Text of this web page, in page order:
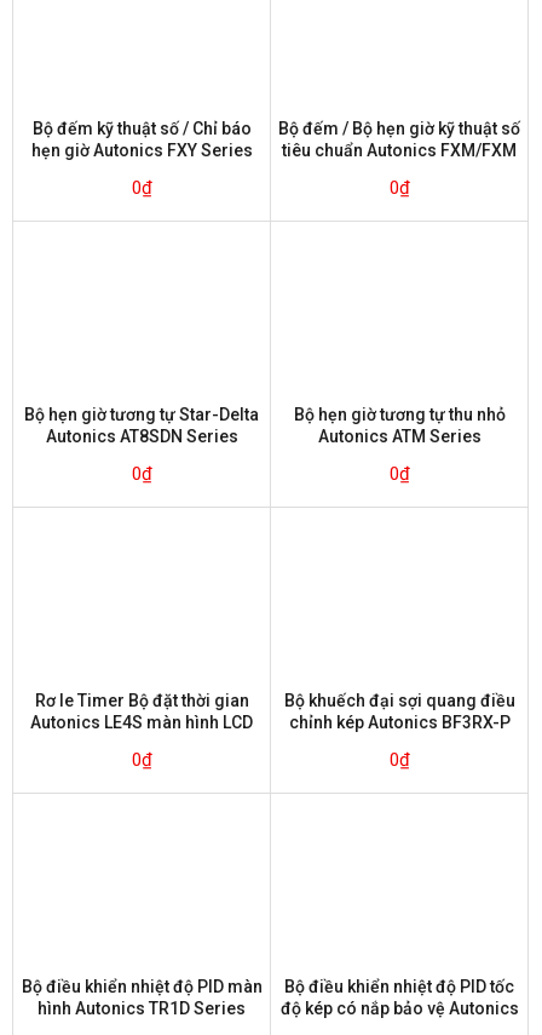
Bộ đếm kỹ thuật số / Chỉ báo
hẹn giờ Autonics FXY Series
0₫
Bộ đếm / Bộ hẹn giờ kỹ thuật số
tiêu chuẩn Autonics FXM/FXM
0₫
Bộ hẹn giờ tương tự Star-Delta
Autonics AT8SDN Series
0₫
Bộ hẹn giờ tương tự thu nhỏ
Autonics ATM Series
0₫
Rơ le Timer Bộ đặt thời gian
Autonics LE4S màn hình LCD
0₫
Bộ khuếch đại sợi quang điều
chỉnh kép Autonics BF3RX-P
0₫
Bộ điều khiển nhiệt độ PID màn
hình Autonics TR1D Series
Bộ điều khiển nhiệt độ PID tốc
độ kép có nắp bảo vệ Autonics